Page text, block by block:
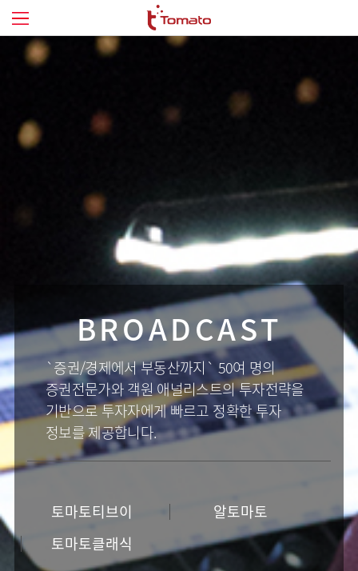
IT TECHNOLOGY
'4차산업 핵심역량' 전자금융산업의 발전과
더 나은 서비스를 제공하기 위해 끊임없이
노력합니다.
토마토페이
토마토체인
코인통